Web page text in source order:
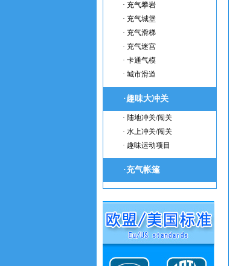
· 充气攀岩
· 充气城堡
· 充气滑梯
· 充气迷宫
· 卡通气模
· 城市滑道
·趣味大冲关
· 陆地冲关/闯关
· 水上冲关/闯关
· 趣味运动项目
·充气帐篷